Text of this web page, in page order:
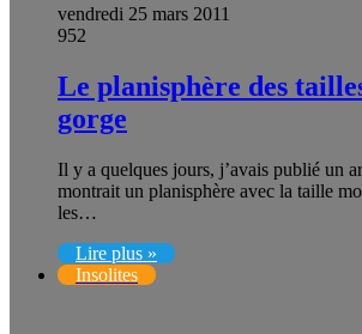
vendredi 25 mars 2011
952
Le planisphère des
gorge
Il y a quelques jours, j’avais publié un
montrait un planisphère avec la taille
les…
Lire plus »
Insolites